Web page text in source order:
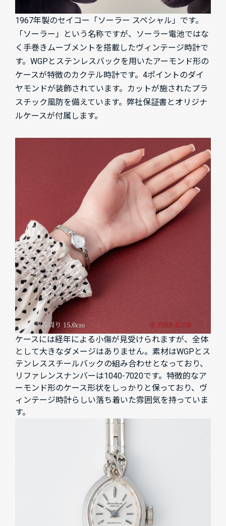
1967年製のセイコー「ソーラー スペシャル」です。
「ソーラー」という名称ですが、ソーラー電池ではな
く手巻きムーブメントを搭載したヴィンテージ時計で
す。WGPとステンレスバックを用いたアーモンド形の
ケースが特徴のカクテル時計です。4ポイントのダイ
ヤモンドが装飾されています。カットが施されたプラ
スチック風防を備えています。弊社保証書とオリジナ
ルケースが付属します。
ケースには経年による小傷が見受けられますが、全体
として大きなダメージはありません。素材はWGPとス
テンレススチールバックの組み合わせとなっており、
リファレンスナンバーは1040-7020です。特徴的なア
ーモンド形のケース形状をしっかりと保っており、ヴ
ィンテージ時計らしい落ち着いた雰囲気を持っていま
す。